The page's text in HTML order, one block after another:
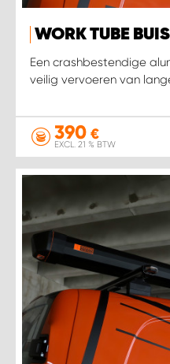
WORK TUBE
Een crashbestendige
veilig vervoeren van
390 €
EXCL. 21 % BTW